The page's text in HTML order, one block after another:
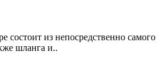
состоит из непосредственно самого
шланга и..